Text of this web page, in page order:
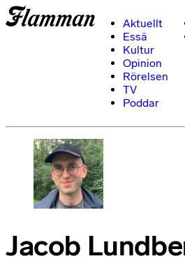
Aktuellt
Essä
Kultur
Opinion
Rörelsen
TV
Poddar
Jacob